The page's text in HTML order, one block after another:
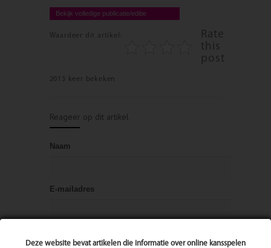
Deze website bevat artikelen die informatie over online kansspelen
Bekijk volledige publicatie/editie
Waardeer dit artikel:
Rate
this
post
2013 keer bekeken
Reageer op dit artikel
Naam
E-mailadres